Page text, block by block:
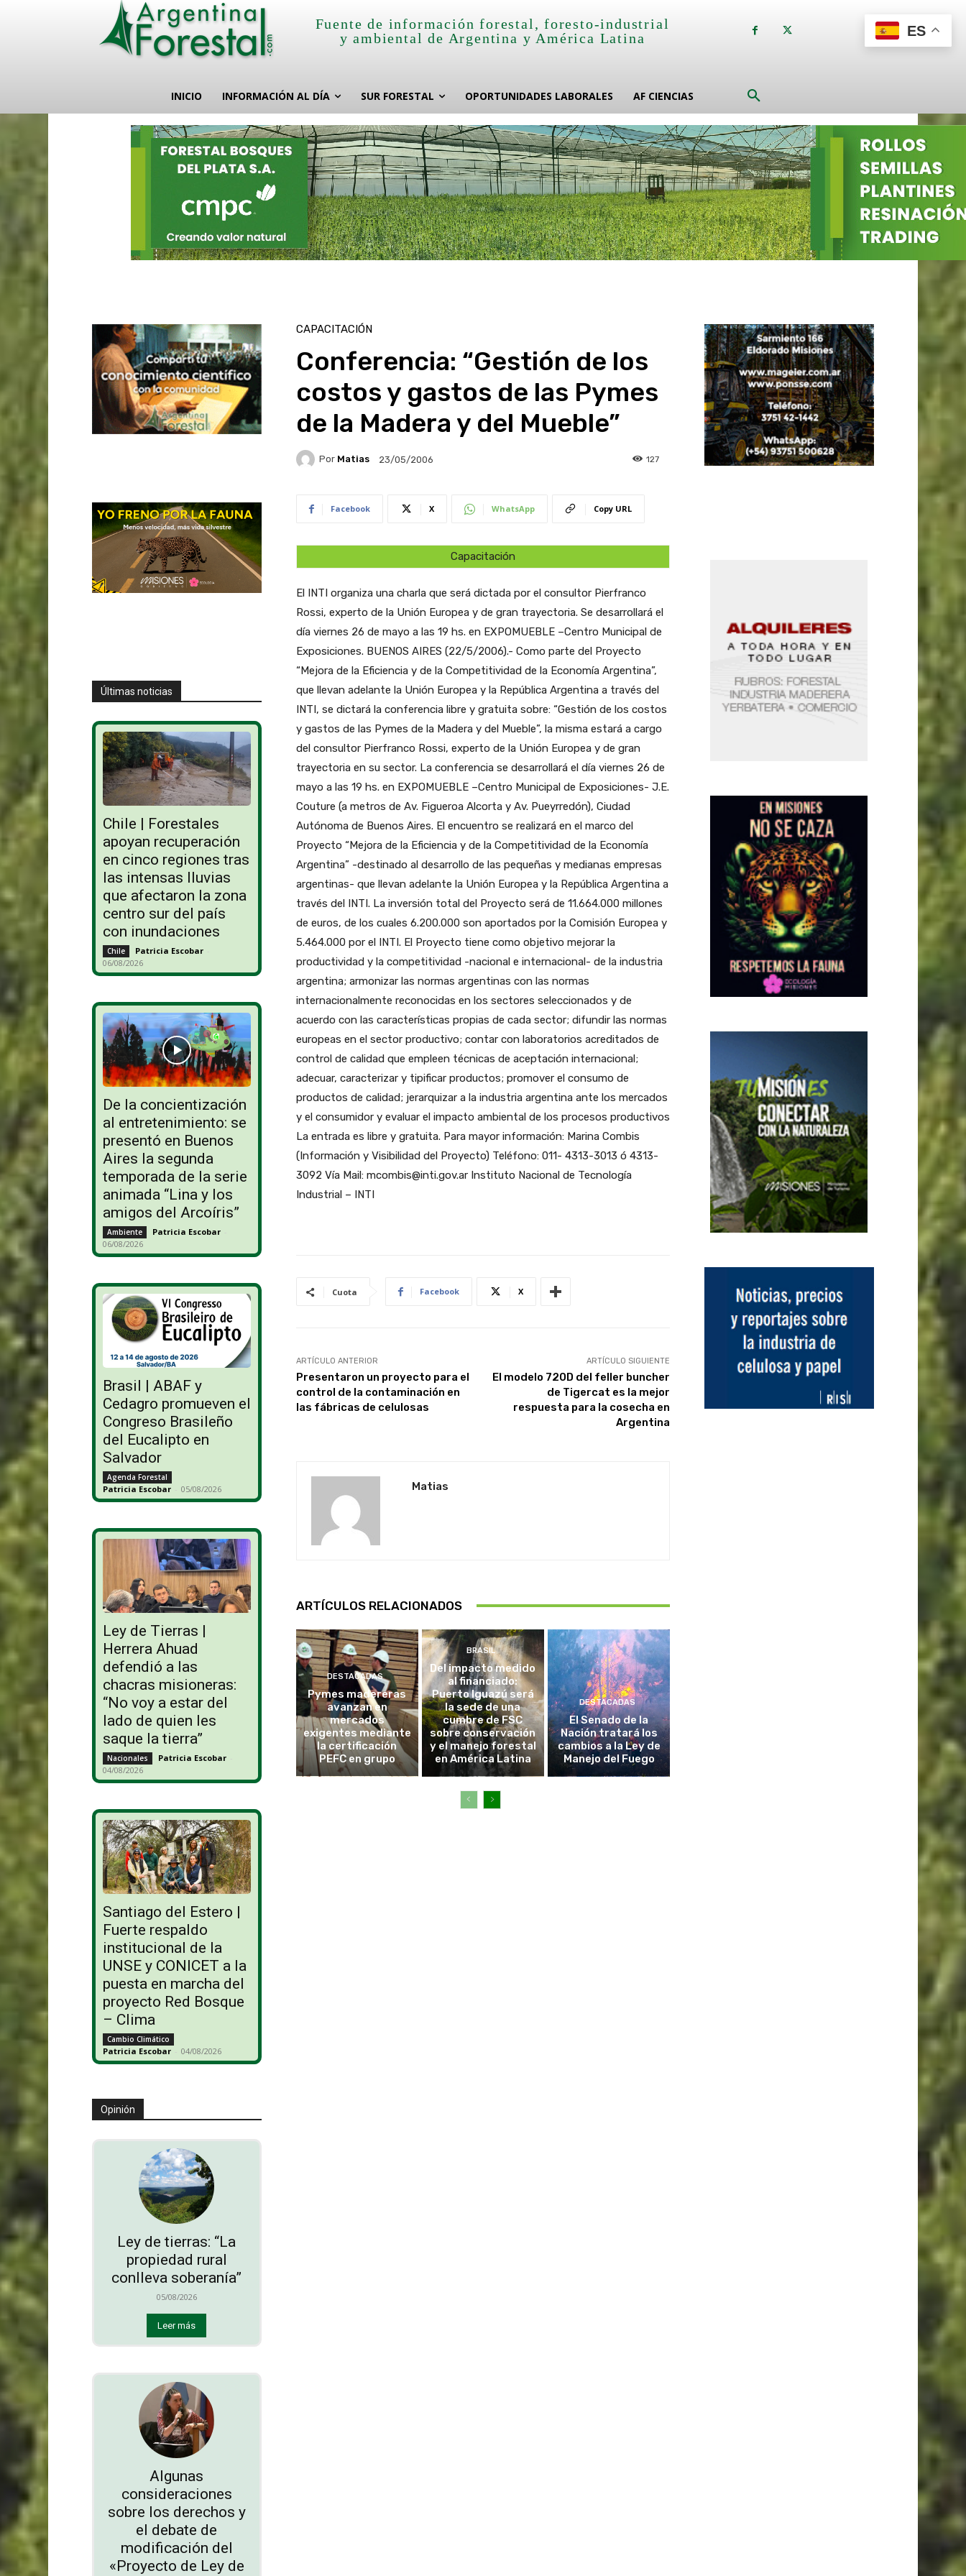
Fuente de información forestal, foresto-industrial
y ambiental de Argentina y América Latina
INICIO INFORMACIÓN AL DÍA SUR FORESTAL OPORTUNIDADES LABORALES AF CIENCIAS
Últimas noticias
Chile | Forestales
apoyan recuperación
en cinco regiones tras
las intensas lluvias
que afectaron la zona
centro sur del país
con inundaciones
Chile Patricia Escobar -
06/08/2026
De la concientización
al entretenimiento: se
presentó en Buenos
Aires la segunda
temporada de la serie
animada “Lina y los
amigos del Arcoíris”
Ambiente Patricia Escobar -
06/08/2026
Brasil | ABAF y
Cedagro promueven el
Congreso Brasileño
del Eucalipto en
Salvador
Agenda Forestal
Patricia Escobar - 05/08/2026
Ley de Tierras |
Herrera Ahuad
defendió a las
chacras misioneras:
“No voy a estar del
lado de quien les
saque la tierra”
Nacionales Patricia Escobar -
04/08/2026
Santiago del Estero |
Fuerte respaldo
institucional de la
UNSE y CONICET a la
puesta en marcha del
proyecto Red Bosque
– Clima
Cambio Climático
Patricia Escobar - 04/08/2026
Opinión
Ley de tierras: “La
propiedad rural
conlleva soberanía”
05/08/2026
Leer más
Algunas
consideraciones
sobre los derechos y
el debate de
modificación del
«Proyecto de Ley de
CAPACITACIÓN
Conferencia: “Gestión de los
costos y gastos de las Pymes
de la Madera y del Mueble”
Por Matias 23/05/2006 127
Facebook X WhatsApp Copy URL
Capacitación
El INTI organiza una charla que será dictada por el consultor Pierfranco
Rossi, experto de la Unión Europea y de gran trayectoria. Se desarrollará el
día viernes 26 de mayo a las 19 hs. en EXPOMUEBLE –Centro Municipal de
Exposiciones. BUENOS AIRES (22/5/2006).- Como parte del Proyecto
“Mejora de la Eficiencia y de la Competitividad de la Economía Argentina”,
que llevan adelante la Unión Europea y la República Argentina a través del
INTI, se dictará la conferencia libre y gratuita sobre: “Gestión de los costos
y gastos de las Pymes de la Madera y del Mueble”, la misma estará a cargo
del consultor Pierfranco Rossi, experto de la Unión Europea y de gran
trayectoria en su sector. La conferencia se desarrollará el día viernes 26 de
mayo a las 19 hs. en EXPOMUEBLE –Centro Municipal de Exposiciones- J.E.
Couture (a metros de Av. Figueroa Alcorta y Av. Pueyrredón), Ciudad
Autónoma de Buenos Aires. El encuentro se realizará en el marco del
Proyecto “Mejora de la Eficiencia y de la Competitividad de la Economía
Argentina” -destinado al desarrollo de las pequeñas y medianas empresas
argentinas- que llevan adelante la Unión Europea y la República Argentina a
través del INTI. La inversión total del Proyecto será de 11.664.000 millones
de euros, de los cuales 6.200.000 son aportados por la Comisión Europea y
5.464.000 por el INTI. El Proyecto tiene como objetivo mejorar la
productividad y la competitividad -nacional e internacional- de la industria
argentina; armonizar las normas argentinas con las normas
internacionalmente reconocidas en los sectores seleccionados y de
acuerdo con las características propias de cada sector; difundir las normas
europeas en el sector productivo; contar con laboratorios acreditados de
control de calidad que empleen técnicas de aceptación internacional;
adecuar, caracterizar y tipificar productos; promover el consumo de
productos de calidad; jerarquizar a la industria argentina ante los mercados
y el consumidor y evaluar el impacto ambiental de los procesos productivos
La entrada es libre y gratuita. Para mayor información: Marina Combis
(Información y Visibilidad del Proyecto) Teléfono: 011- 4313-3013 ó 4313-
3092 Vía Mail: mcombis@inti.gov.ar Instituto Nacional de Tecnología
Industrial – INTI
Cuota Facebook X
ARTÍCULO ANTERIOR
Presentaron un proyecto para el
control de la contaminación en
las fábricas de celulosas
ARTÍCULO SIGUIENTE
El modelo 720D del feller buncher
de Tigercat es la mejor
respuesta para la cosecha en
Argentina
Matias
ARTÍCULOS RELACIONADOS
DESTACADAS
Pymes madereras
avanzan en
mercados
exigentes mediante
la certificación
PEFC en grupo
BRASIL
Del impacto medido
al financiado:
Puerto Iguazú será
la sede de una
cumbre de FSC
sobre conservación
y el manejo forestal
en América Latina
DESTACADAS
El Senado de la
Nación tratará los
cambios a la Ley de
Manejo del Fuego
ES